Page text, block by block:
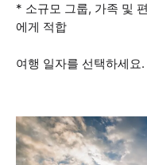
* 소규모 그룹, 가족 및
에게 적합
여행 일자를 선택하세요.